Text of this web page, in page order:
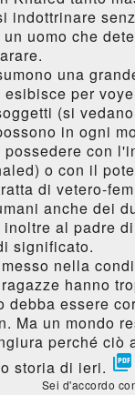
indottrinare
uomo che
una
per
(si
in ogni
con
o con il
di vetero-
anche dei
al padre
significato.
nella
hanno
debba essere
Ma un mondo
perché ciò
storia di ieri. 
Sei d'accordo